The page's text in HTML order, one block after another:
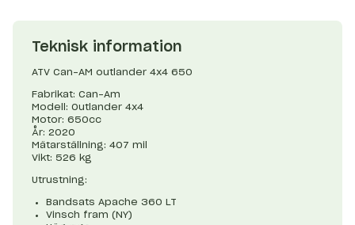
Teknisk information
ATV Can-AM outlander 4x4 650
Fabrikat: Can-Am
Modell: Outlander 4x4
Motor: 650cc
År: 2020
Mätarställning: 407 mil
Vikt: 526 kg
Utrustning:
Bandsats Apache 360 LT
Vinsch fram (NY)